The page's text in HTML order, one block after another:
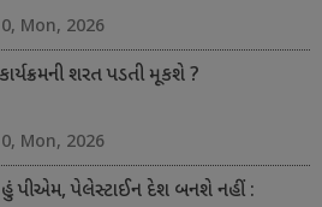
Mon, 2026
શરત પડતી મૂકશે ?
Mon, 2026
પીએમ, પેલેસ્ટાઈન દેશ બનશે નહીં :